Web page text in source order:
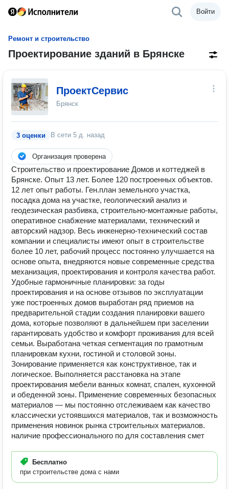
Войти
Ремонт и строительство
Проектирование зданий в Брянске
ПроектСервис
Брянск
3 оценки В сети 5 д. назад
Организация проверена
Строительство и проектирование Домов и коттеджей в
Брянске. Опыт 13 лет. Более 120 построенных объектов.
12 лет опыт работы. Ген.план земельного участка,
посадка дома на участке, геологический анализ и
геодезическая разбивка, строительно-монтажные работы,
оперативное снабжение материалами, технический и
авторский надзор. Весь инженерно-технический состав
компании и специалисты имеют опыт в строительстве
более 10 лет, рабочий процесс постоянно улучшается на
основе опыта, внедряются новые современные средства
механизация, проектирования и контроля качества работ.
Удобные гармоничные планировки: за годы
проектирования и на основе отзывов по эксплуатации
уже построенных домов выработан ряд приемов на
предварительной стадии создания планировки вашего
дома, которые позволяют в дальнейшем при заселении
гарантировать удобство и комфорт проживания для всей
семьи. Выработана четкая сегментация по грамотным
планировкам кухни, гостиной и столовой зоны.
Зонирование применяется как конструктивное, так и
логическое. Выполняется расстановка на этапе
проектирования мебели ванных комнат, спален, кухонной
и обеденной зоны. Применение современных безопасных
материалов — мы постоянно отслеживаем как качество
классически устоявшихся материалов, так и возможность
применения новинок рынка строительных материалов.
наличие профессионального по для составления смет
Бесплатно
при строительстве дома с нами